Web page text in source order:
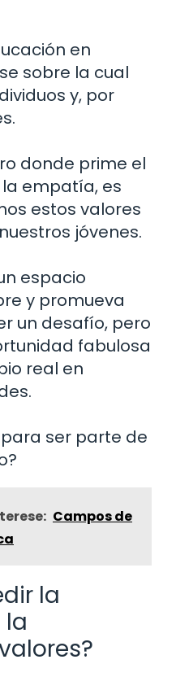
en
sobre la cual
y, por
donde prime el
empatía, es
estos valores
jóvenes.
espacio
y promueva
un desafío, pero
fabulosa
real en
ser parte de
Campos de
la